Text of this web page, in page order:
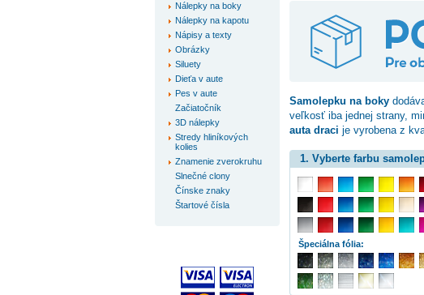
Nálepky na boky
Nálepky na kapotu
Nápisy a texty
Obrázky
Siluety
Dieťa v aute
Pes v aute
Začiatočník
3D nálepky
Stredy hliníkových
kolies
Znamenie zverokruhu
Slnečné clony
Čínske znaky
Štartové čísla
Samolepku na boky
veľkosť iba jednej strany,
auta draci je vyrobena z
1. Vyberte farbu
Špeciálna fólia: